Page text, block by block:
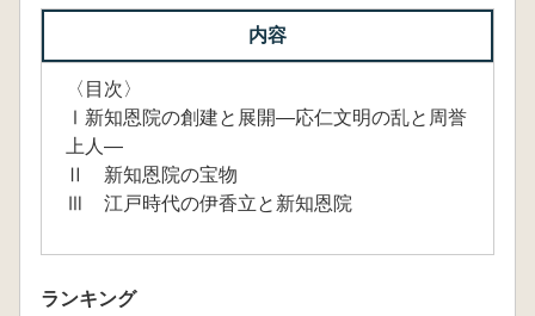
内容
〈目次〉
Ⅰ新知恩院の創建と展開―応仁文明の乱と周誉
上人―
Ⅱ 新知恩院の宝物
Ⅲ 江戸時代の伊香立と新知恩院
ランキング